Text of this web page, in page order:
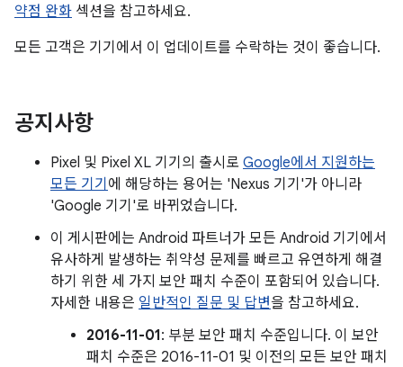
약점 완화 섹션을 참고하세요.
모든 고객은 기기에서 이 업데이트를 수락하는 것이 좋습니다.
공지사항
Pixel 및 Pixel XL 기기의 출시로 Google에서 지원하는
모든 기기 에 해당하는 용어는 'Nexus 기기'가 아니라
'Google 기기'로 바뀌었습니다.
이 게시판에는 Android 파트너가 모든 Android 기기에서
유사하게 발생하는 취약성 문제를 빠르고 유연하게 해결
하기 위한 세 가지 보안 패치 수준이 포함되어 있습니다.
자세한 내용은 일반적인 질문 및 답변을 참고하세요.
2016-11-01: 부분 보안 패치 수준입니다. 이 보안
패치 수준은 2016-11-01 및 이전의 모든 보안 패치